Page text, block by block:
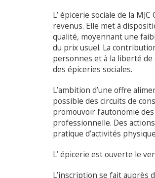
L’ épicerie sociale de la
revenus. Elle met à
qualité, moyennant une
du prix usuel. La
personnes et à la liberté
des épiceries sociales.
L’ambition d’une offre
possible des circuits de
promouvoir l’autonomie
professionnelle. Des
pratique d’activités
L’ épicerie est ouverte le
L’inscription se fait auprès